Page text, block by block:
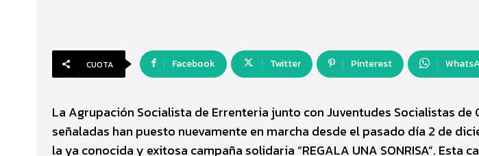
CUOTA Facebook Twitter Pinterest
La Agrupación Socialista de Errenteria junto con Juventudes Socialistas de
señaladas han puesto nuevamente en marcha desde el pasado día 2 de
la ya conocida y exitosa campaña solidaria “REGALA UNA SONRISA”. Esta